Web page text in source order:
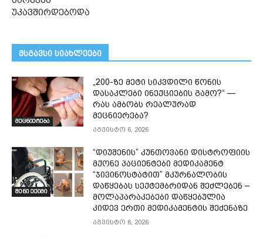
უკავშირდებოდა
მსგავსი სიახლეები
მეცნიერება
„200-ზე მეტი სიკვდილი წონის
დასაკლები ინექციების გამო?“ —
რას ამბობს რეალურად
მეცნიერება?
აგვისტო 6, 2026
შენი ექიმი
“დიუშენის” კუნთოვანი დისტროფიის
მქონე პაციენტები მედიკამენტ
“ჯივინოსტატით” მკურნალობის
დაწყებას სექტემბრიდან შეძლებენ –
მოლაპარაკებები დაწყებულია
კიდევ ერთი მედიკამენტის შეძენაზე
აგვისტო 6, 2026